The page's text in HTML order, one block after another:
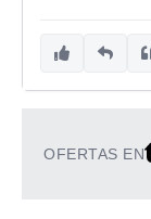
OFERTAS EN